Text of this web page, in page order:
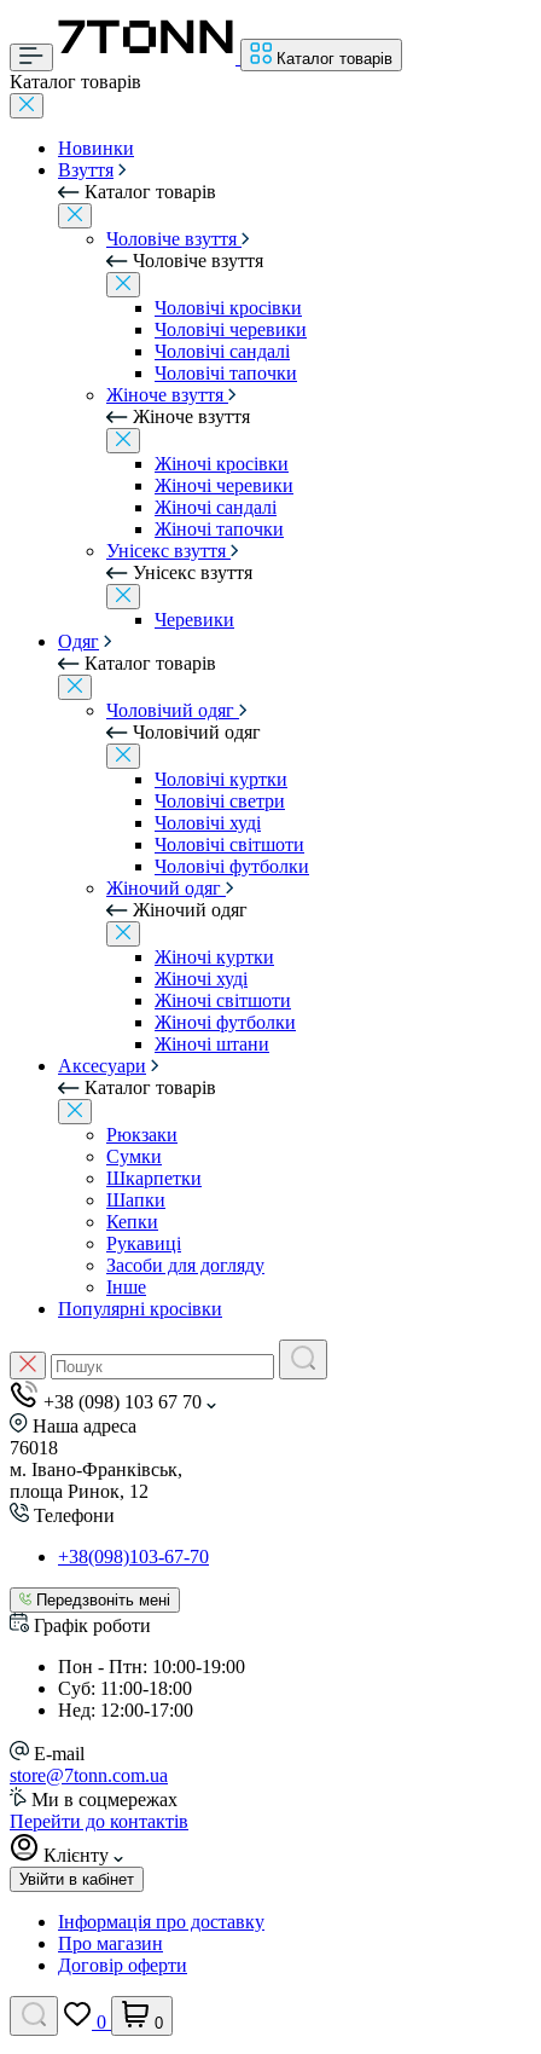
Каталог товарів
Каталог товарів
Новинки
Взуття
Каталог товарів
Чоловіче взуття
Чоловіче взуття
Чоловічі кросівки
Чоловічі черевики
Чоловічі сандалі
Чоловічі тапочки
Жіноче взуття
Жіноче взуття
Жіночі кросівки
Жіночі черевики
Жіночі сандалі
Жіночі тапочки
Унісекс взуття
Унісекс взуття
Черевики
Одяг
Каталог товарів
Чоловічий одяг
Чоловічий одяг
Чоловічі куртки
Чоловічі светри
Чоловічі худі
Чоловічі світшоти
Чоловічі футболки
Жіночий одяг
Жіночий одяг
Жіночі куртки
Жіночі худі
Жіночі світшоти
Жіночі футболки
Жіночі штани
Аксесуари
Каталог товарів
Рюкзаки
Сумки
Шкарпетки
Шапки
Кепки
Рукавиці
Засоби для догляду
Інше
Популярні кросівки
+38 (098) 103 67 70
Наша адреса
76018
м. Івано-Франківськ,
площа Ринок, 12
Телефони
+38(098)103-67-70
Передзвоніть мені
Графік роботи
Пон - Птн: 10:00-19:00
Суб: 11:00-18:00
Нед: 12:00-17:00
E-mail
store@7tonn.com.ua
Ми в соцмережах
Перейти до контактів
Клієнту
Увійти в кабінет
Інформація про доставку
Про магазин
Договір оферти
0 0